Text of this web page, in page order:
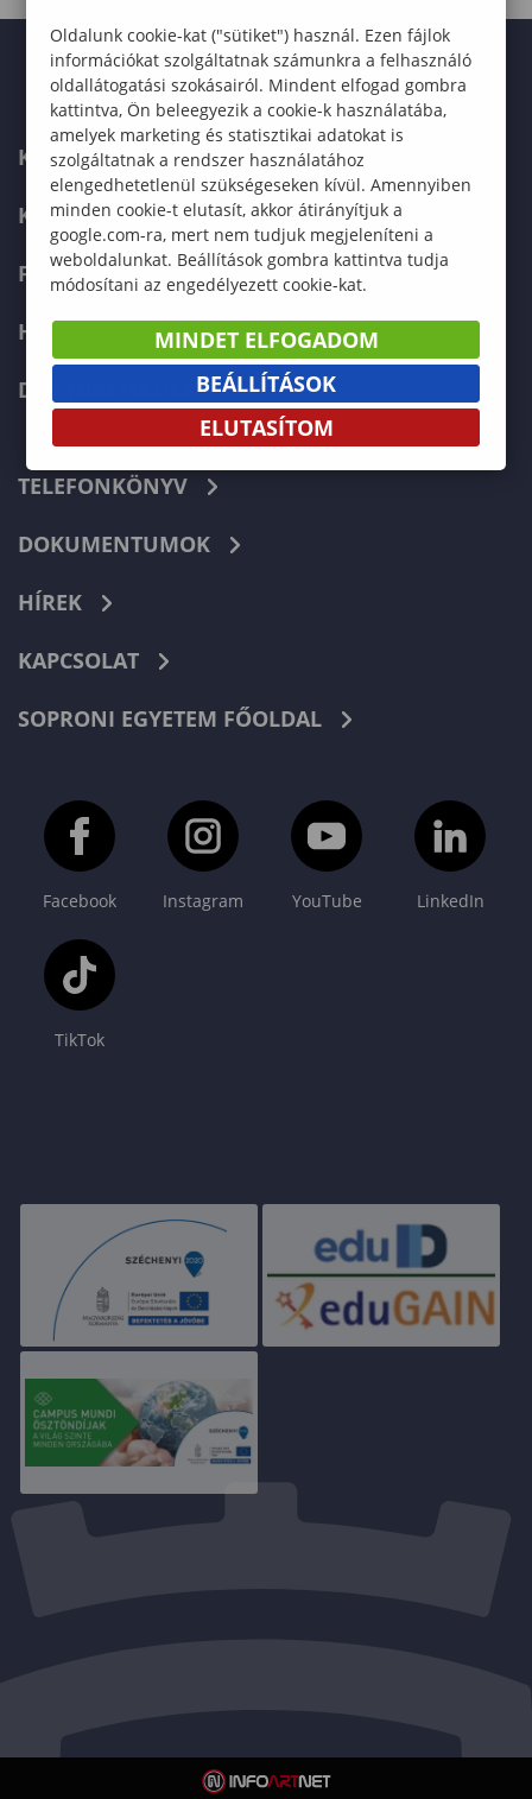
KARUNK
KÉPZÉSEK
FELVÉTELIZŐKNEK
HALLGATÓKNAK
DOKTORI ISKOLA
TELEFONKÖNYV
DOKUMENTUMOK
HÍREK
KAPCSOLAT
SOPRONI EGYETEM FŐOLDAL
Facebook Instagram YouTube LinkedIn
TikTok
Oldalunk cookie-kat ("sütiket") használ. Ezen fájlok
információkat szolgáltatnak számunkra a felhasználó
oldallátogatási szokásairól. Mindent elfogad gombra
kattintva, Ön beleegyezik a cookie-k használatába,
amelyek marketing és statisztikai adatokat is
szolgáltatnak a rendszer használatához
elengedhetetlenül szükségeseken kívül. Amennyiben
minden cookie-t elutasít, akkor átirányítjuk a
google.com-ra, mert nem tudjuk megjeleníteni a
weboldalunkat. Beállítások gombra kattintva tudja
módosítani az engedélyezett cookie-kat.
MINDET ELFOGADOM
BEÁLLÍTÁSOK
ELUTASÍTOM